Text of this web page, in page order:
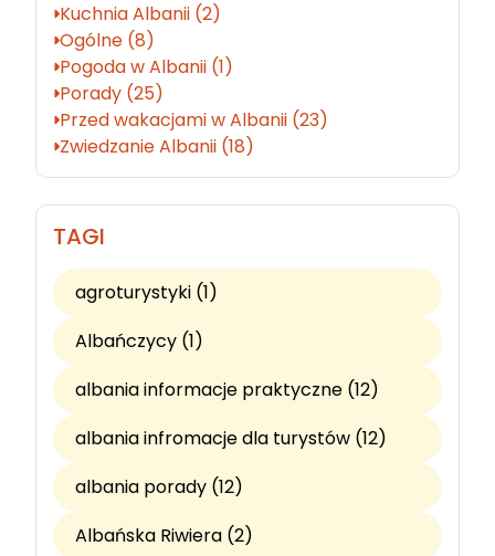
Kuchnia Albanii (2)
Ogólne (8)
Pogoda w Albanii (1)
Porady (25)
Przed wakacjami w Albanii (23)
Zwiedzanie Albanii (18)
TAGI
agroturystyki (1)
Albańczycy (1)
albania informacje praktyczne (12)
albania infromacje dla turystów (12)
albania porady (12)
Albańska Riwiera (2)